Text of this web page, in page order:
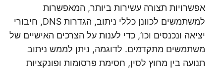
אפשרויות תצורה עשירות ביותר, המאפשרות
למשתמשים לכוונן כללי ניתוב, הגדרות DNS, חיבורי
יציאה ונכנסים וכו’, כדי לענות על הצרכים האישיים של
משתמשים מתקדמים. לדוגמה, ניתן לממש ניתוב
תנועה בין מחוץ לסין, חסימת פרסומות ופונקציות